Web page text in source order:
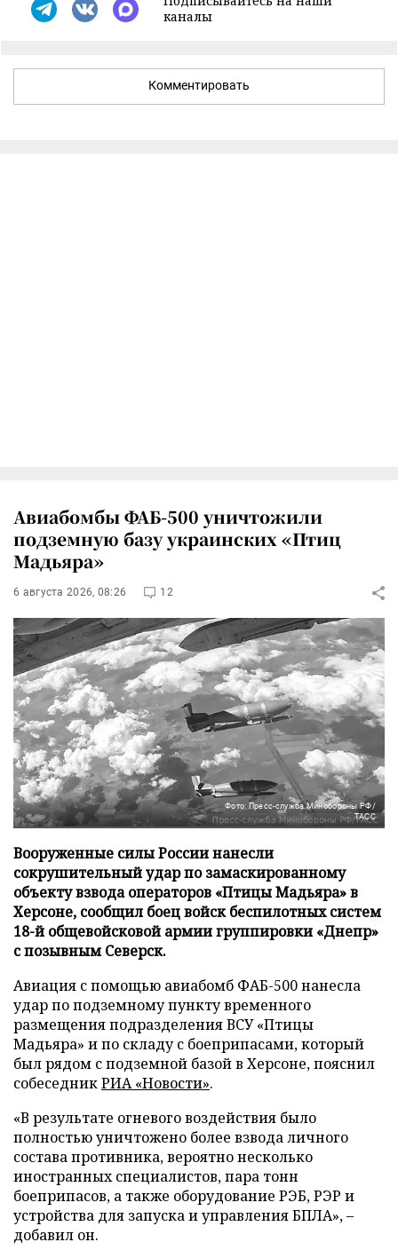
каналы
Комментировать
Авиабомбы ФАБ-500 уничтожили
подземную базу украинских «Птиц
Мадьяра»
6 августа 2026, 08:26 12
Фото: Пресс-служба Минобороны РФ/
ТАСС
Вооруженные силы России нанесли
сокрушительный удар по замаскированному
объекту взвода операторов «Птицы Мадьяра» в
Херсоне, сообщил боец войск беспилотных систем
18-й общевойсковой армии группировки «Днепр»
с позывным Северск.
Авиация с помощью авиабомб ФАБ-500 нанесла
удар по подземному пункту временного
размещения подразделения ВСУ «Птицы
Мадьяра» и по складу с боеприпасами, который
был рядом с подземной базой в Херсоне, пояснил
собеседникРИА «Новости».
«В результате огневого воздействия было
полностью уничтожено более взвода личного
состава противника, вероятно несколько
иностранных специалистов, пара тонн
боеприпасов, а также оборудование РЭБ, РЭР и
устройства для запуска и управления БПЛА», –
добавил он.